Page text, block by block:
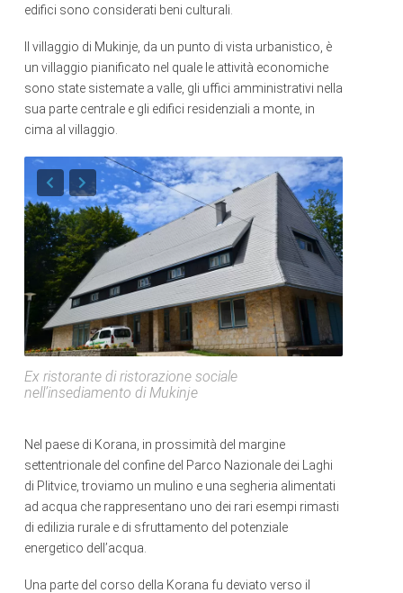
edifici sono considerati beni culturali.
Il villaggio di Mukinje, da un punto di vista urbanistico, è
un villaggio pianificato nel quale le attività economiche
sono state sistemate a valle, gli uffici amministrativi nella
sua parte centrale e gli edifici residenziali a monte, in
cima al villaggio.
Ex ristorante di ristorazione sociale
nell’insediamento di Mukinje
Nel paese di Korana, in prossimità del margine
settentrionale del confine del Parco Nazionale dei Laghi
di Plitvice, troviamo un mulino e una segheria alimentati
ad acqua che rappresentano uno dei rari esempi rimasti
di edilizia rurale e di sfruttamento del potenziale
energetico dell’acqua.
Una parte del corso della Korana fu deviato verso il